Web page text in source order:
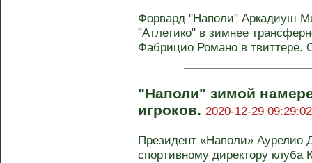
Форвард "Наполи" Аркадиуш
"Атлетико" в зимнее
Фабрицио Романо в твиттере.
"Наполи" зимой
игроков. 2020-12-29 09:29:02
Президент «Наполи» Аурелио
спортивному директору